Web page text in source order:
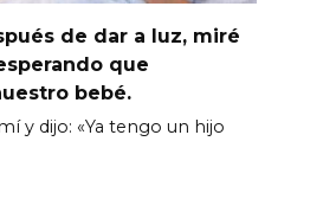
de dar a luz, miré
que
bebé.
y dijo: «Ya tengo un hijo